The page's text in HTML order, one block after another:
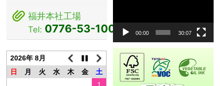
福井本社工場
Tel: 0776-53-1000
2026年 8月
日
月 火 水 木 金
土
1
レ
ー
ヤ
00:00 30:07